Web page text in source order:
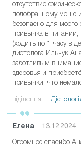
отсутствие
подобранному меню
безопасно для моего
привычка в питании,
(ходить по 1 часу в
диетолога Ильчук
заботливым
здоровья и
привычки, что
віділення:
Елена 13.12.2024
Огромное спасибо